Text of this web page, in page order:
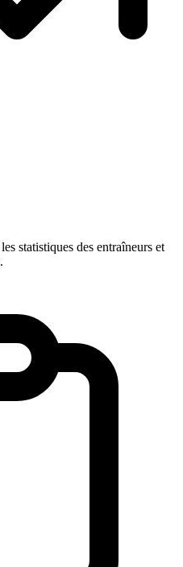
statistiques des entraîneurs et